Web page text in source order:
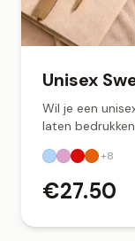
Unisex
Wil je een
laten
sweater online
duurzame bedrukking. Deze
geschikt voor
katoenblend
+8
€27.50